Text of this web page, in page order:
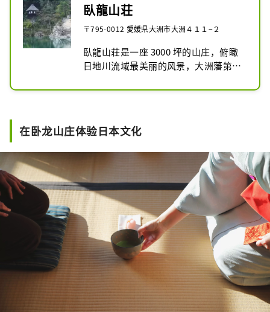
臥龍山荘
〒795-0012 愛媛県大洲市大洲４１１−２
臥龍山荘是一座 3000 坪的山庄，俯瞰
日地川流域最美丽的风景，大洲藩第三
一条卧龙。”据说因此被命名为“臥
精美杰作的集合，而融入了山地自然、
出自然与人的优雅和谐。每个季节都会
呈现出不同的面貌。
可以说，被遗忘的“茶的精神”和“日
本的精神”仍然存在于庭园内和臥龍山
荘的大气景观中。
在卧龙山庄体验日本文化